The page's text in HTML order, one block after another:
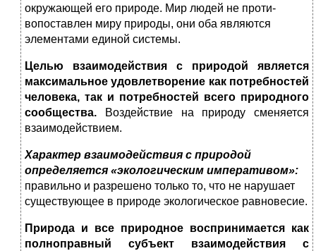
окружающей его природе. Мир людей не проти­
вопоставлен миру природы, они оба являются
элементами единой системы.
Целью взаимодействия с природой является
максимальное удовлетворение как потребностей
человека, так и потребнос­тей всего природного
сообщества.
Воздействие на природу сме­няется
взаимодействием.
Характер взаимодействия с природой
определяется «эко­логическим императивом»:
правильно и разрешено только то, что не нарушает
существующее в природе экологическое рав­новесие.
Природа и все природное воспринимается как
полноправный субъект взаимодействия с